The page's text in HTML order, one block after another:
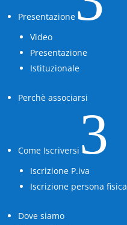
Presentazione
Video
Presentazione
Istituzionale
Perchè associarsi
Come Iscriversi 3
Iscrizione P.iva
Iscrizione persona fisica
Dove siamo